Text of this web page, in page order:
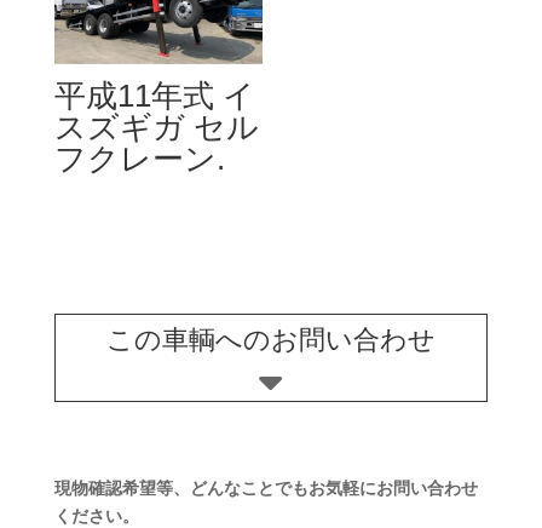
平成11年式 イ
スズギガ セル
フクレーン.
この車輌へのお問い合わせ
現物確認希望等、どんなことでもお気軽にお問い合わせ
ください。